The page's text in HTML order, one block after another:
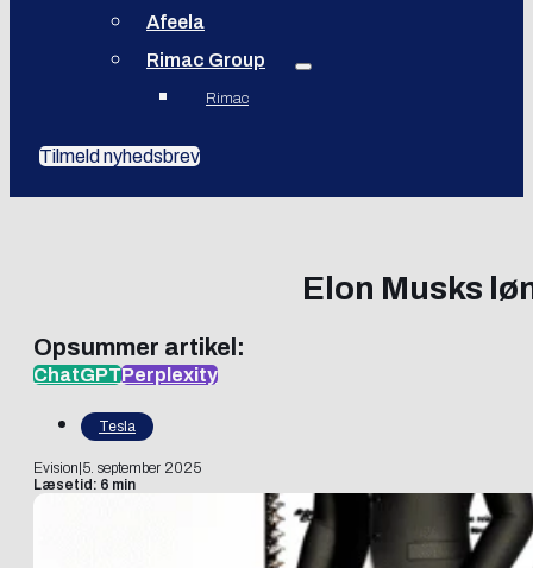
Afeela
Rimac Group
Rimac
Tilmeld nyhedsbrev
Elon Musks
Opsummer artikel:
ChatGPTPerplexity
Tesla
Evision 5. september 2025
Læsetid: 6 min